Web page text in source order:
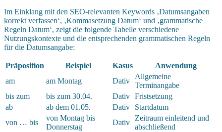
Im Einklang mit den SEO-relevanten Keywords ‚Datumsangaben
korrekt verfassen‘, ‚Kommasetzung Datum‘ und ‚grammatische
Regeln Datum‘, zeigt die folgende Tabelle verschiedene
Nutzungskontexte und die entsprechenden grammatischen Regeln
für die Datumsangabe:
Präposition Beispiel Kasus
Anwendung
am
am Montag Dativ
Allgemeine
Terminangabe
bis zum
bis zum 30.04. Dativ Fristsetzung
ab
ab dem 01.05. Dativ
Startdatum
von … bis
von Montag bis
Donnerstag
Dativ
Zeitraum einleitend und
abschließend